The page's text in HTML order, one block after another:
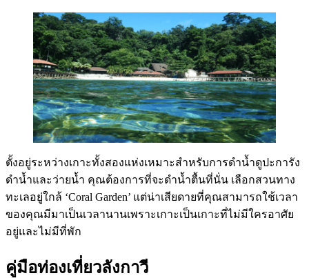
ตั้งอยู่ระหว่างเกาะทั้งสองแห่งเหมาะสำหรับการดำน้ำดูปะการัง
ดำน้ำและว่ายน้ำ คุณต้องการที่จะดำน้ำตื้นที่นั่น เลือกสวนทาง
ทะเลอยู่ใกล้ ‘Coral Garden’ แต่น่าเสียดายที่คุณสามารถใช้เวลา
ของคุณมีมาเป็นเวลานานเพราะเกาะเป็นเกาะที่ไม่มีใครอาศัย
อยู่และไม่มีที่พัก
คู่มือท่องเที่ยวลังกาวี